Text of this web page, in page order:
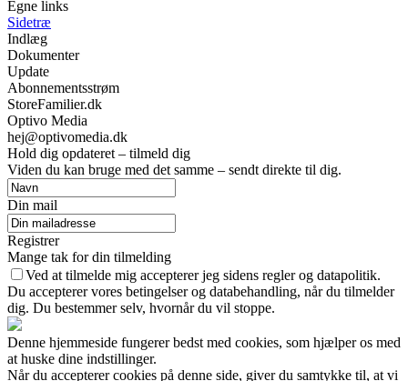
Egne links
Sidetræ
Indlæg
Dokumenter
Update
Abonnementsstrøm
StoreFamilier.dk
Optivo Media
hej@optivomedia.dk
Hold dig opdateret – tilmeld dig
Viden du kan bruge med det samme – sendt direkte til dig.
Din mail
Registrer
Mange tak for din tilmelding
Ved at tilmelde mig accepterer jeg sidens regler og datapolitik.
Du accepterer vores betingelser og databehandling, når du tilmelder
dig. Du bestemmer selv, hvornår du vil stoppe.
Denne hjemmeside fungerer bedst med cookies, som hjælper os med
at huske dine indstillinger.
Når du accepterer cookies på denne side, giver du samtykke til, at vi